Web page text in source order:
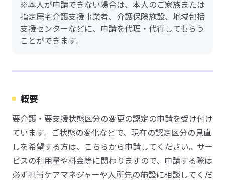
※本人が申請できない場合は、本人のご家族または
指定居宅介護支援事業者、介護保険施設、地域包括
支援センターなどに、申請を代理・代行してもらう
ことができます。
概要
要介護・要支援状態区分の変更の認定の申請を受け付け
ています。ご状態の変化などで、現在の認定区分の見直
しを希望する方は、こちらから申請してください。サー
ビスの利用量や料金等に関わりますので、申請する際は
必ず担当ケアマネジャーや入所先の施設に相談してくだ